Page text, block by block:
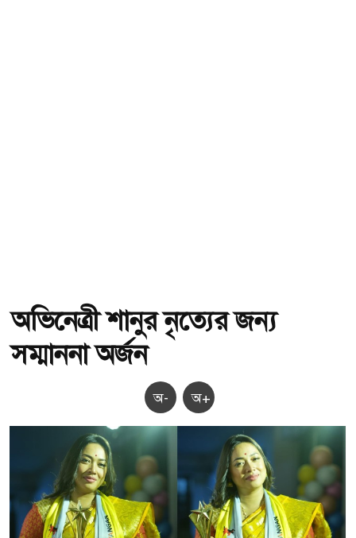
অভিনেত্রী শানুর নৃত্যের জন্য
সম্মাননা অর্জন
অ- অ+